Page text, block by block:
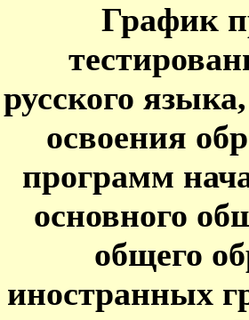
График
русского
освоения
программ
основного
общего
иностранных